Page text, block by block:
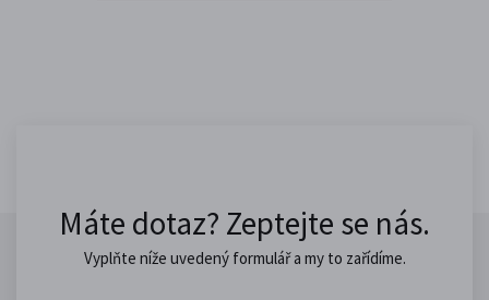
Máte dotaz? Zeptejte se nás.
Vyplňte níže uvedený formulář a my to zařídíme.